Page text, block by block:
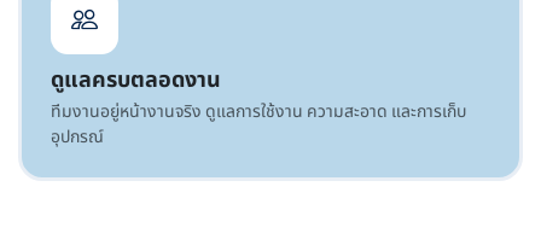
ดูแลครบตลอดงาน
ทีมงานอยู่หน้างานจริง ดูแลการใช้งาน ความสะอาด และการเก็บ
อุปกรณ์